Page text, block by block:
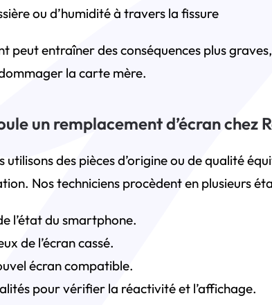
ou d’humidité à travers la fissure
peut entraîner des conséquences plus
la carte mère.
un remplacement d’écran chez
utilisons des pièces d’origine ou de qualité
Nos techniciens procèdent en plusieurs
l’état du smartphone.
de l’écran cassé.
écran compatible.
pour vérifier la réactivité et l’affichage.